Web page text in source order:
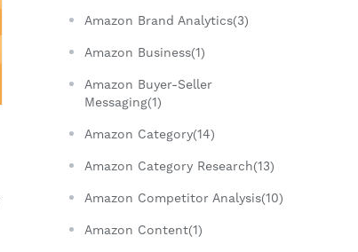
Amazon Brand Analytics(3)
Amazon Business(1)
Amazon Buyer-Seller
Messaging(1)
Amazon Category(14)
Amazon Category Research(13)
Amazon Competitor Analysis(10)
Amazon Content(1)